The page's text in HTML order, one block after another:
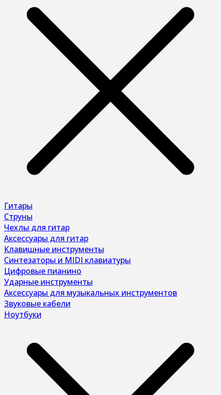
Гитары
Струны
Чехлы для гитар
Аксессуары для гитар
Клавишные инструменты
Синтезаторы и MIDI клавиатуры
Цифровые пианино
Ударные инструменты
Аксессуары для музыкальных инструментов
Звуковые кабели
Ноутбуки